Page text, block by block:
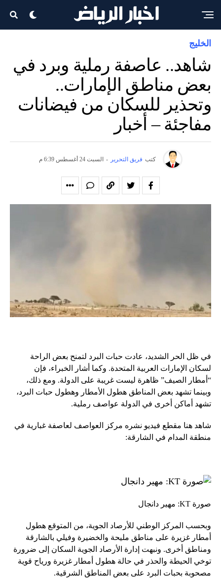
الخليج
شاهد.. عاصفة رملية وبرد في
بعض مناطق الإمارات..
وتحذير للسكان من فيضانات
مفاجئة – أخبار
كتب فريق التحرير - السبت 24 أغسطس 6:39 م
في ظل الحر الشديد، عادت حبات البرد لتمنح بعض الراحة
لسكان الإمارات العربية المتحدة. وكما أشار الخبراء، فإن
“أمطار الصيف” ظاهرة ليست غريبة على الدولة. ومع ذلك،
وبينما تشهد بعض المناطق هطول الأمطار وهطول حبات البرد،
تشهد أماكن أخرى في الدولة عواصف رملية.
شاهد هنا مقطع فيديو نشره مركز العواصف لعاصفة غبارية في
منطقة المدام في الشارقة:
صورة KT: مهير دانجال
وبحسب المركز الوطني للأرصاد الجوية، من المتوقع هطول
أمطار غزيرة على مناطق مليحة والخضيرة وفيلي بالشارقة
ومناطق أخرى. ونبهت إدارة الأرصاد الجوية السكان إلى ضرورة
توخي الحيطة والحذر في حالة هطول أمطار غزيرة ورياح قوية
مصحوبة بحبات البرد على بعض المناطق الشرقية.